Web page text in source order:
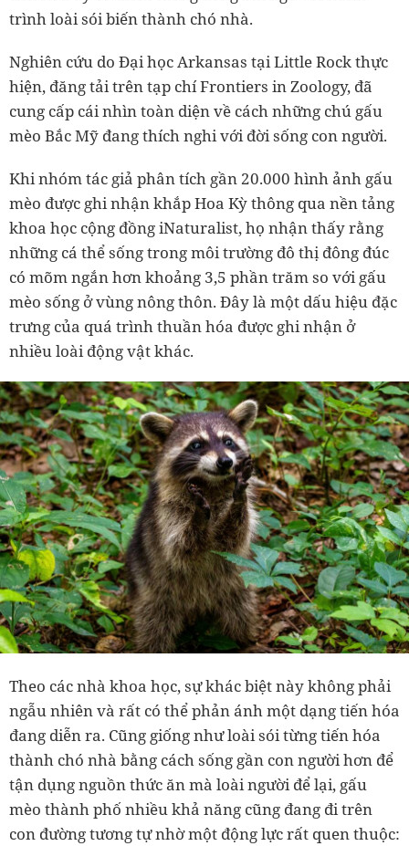
trình loài sói biến thành chó nhà.
Nghiên cứu do Đại học Arkansas tại Little Rock thực
hiện, đăng tải trên tạp chí Frontiers in Zoology, đã
cung cấp cái nhìn toàn diện về cách những chú gấu
mèo Bắc Mỹ đang thích nghi với đời sống con người.
Khi nhóm tác giả phân tích gần 20.000 hình ảnh gấu
mèo được ghi nhận khắp Hoa Kỳ thông qua nền tảng
khoa học cộng đồng iNaturalist, họ nhận thấy rằng
những cá thể sống trong môi trường đô thị đông đúc
có mõm ngắn hơn khoảng 3,5 phần trăm so với gấu
mèo sống ở vùng nông thôn. Đây là một dấu hiệu đặc
trưng của quá trình thuần hóa được ghi nhận ở
nhiều loài động vật khác.
Theo các nhà khoa học, sự khác biệt này không phải
ngẫu nhiên và rất có thể phản ánh một dạng tiến hóa
đang diễn ra. Cũng giống như loài sói từng tiến hóa
thành chó nhà bằng cách sống gần con người hơn để
tận dụng nguồn thức ăn mà loài người để lại, gấu
mèo thành phố nhiều khả năng cũng đang đi trên
con đường tương tự nhờ một động lực rất quen thuộc: